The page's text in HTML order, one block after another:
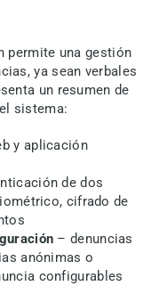
permite una gestión
ya sean verbales
un resumen de
sistema:
y aplicación
de dos
cifrado de
– denuncias
anónimas o
configurables